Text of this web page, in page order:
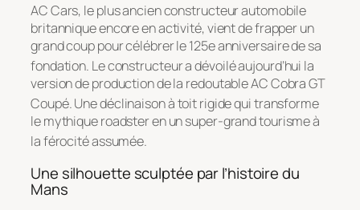
AC Cars, le plus ancien constructeur automobile
britannique encore en activité, vient de frapper un
grand coup pour célébrer le 125e anniversaire de sa
fondation. Le constructeur a dévoilé aujourd’hui la
version de production de la redoutable AC Cobra GT
Coupé. Une déclinaison à toit rigide qui transforme
le mythique roadster en un super-grand tourisme à
la férocité assumée.
Une silhouette sculptée par l’histoire du
Mans